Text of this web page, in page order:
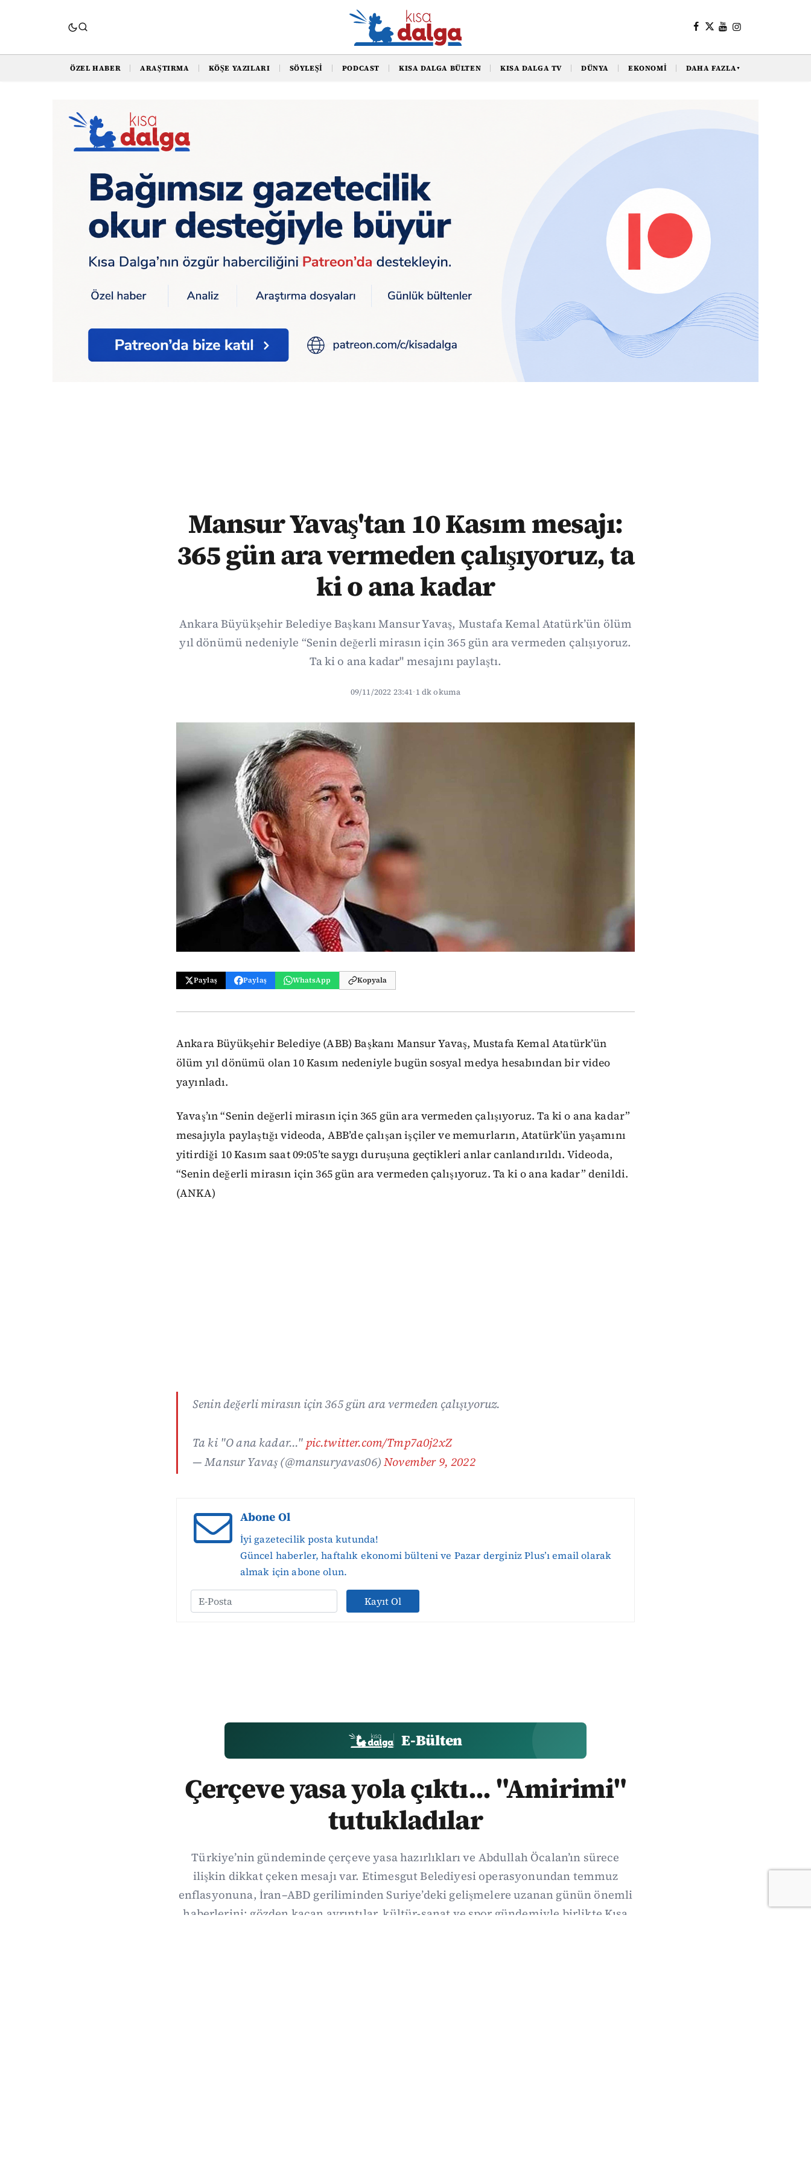
ÖZEL HABER ARAŞTIRMA KÖŞE YAZILARI SÖYLEŞI PODCAST KISA DALGA BÜLTEN KISA DALGA TV DÜNYA EKONOMI DAHA FAZLA▼
Mansur Yavaş'tan 10 Kasım mesajı:
365 gün ara vermeden çalışıyoruz, ta
ki o ana kadar
Ankara Büyükşehir Belediye Başkanı Mansur Yavaş, Mustafa Kemal Atatürk’ün ölüm
yıl dönümü nedeniyle “Senin değerli mirasın için 365 gün ara vermeden çalışıyoruz.
Ta ki o ana kadar" mesajını paylaştı.
09/11/2022 23:41·1 dk okuma
Paylaş Paylaş WhatsApp Kopyala
Ankara Büyükşehir Belediye (ABB) Başkanı Mansur Yavaş, Mustafa Kemal Atatürk’ün
ölüm yıl dönümü olan 10 Kasım nedeniyle bugün sosyal medya hesabından bir video
yayınladı.
Yavaş’ın “Senin değerli mirasın için 365 gün ara vermeden çalışıyoruz. Ta ki o ana kadar”
mesajıyla paylaştığı videoda, ABB’de çalışan işçiler ve memurların, Atatürk’ün yaşamını
yitirdiği 10 Kasım saat 09:05’te saygı duruşuna geçtikleri anlar canlandırıldı. Videoda,
“Senin değerli mirasın için 365 gün ara vermeden çalışıyoruz. Ta ki o ana kadar” denildi.
(ANKA)
Senin değerli mirasın için 365 gün ara vermeden çalışıyoruz.
Ta ki "O ana kadar..." pic.twitter.com/Tmp7a0j2xZ
— Mansur Yavaş (@mansuryavas06)November 9, 2022
Abone Ol
İyi gazetecilik posta kutunda!
Güncel haberler, haftalık ekonomi bülteni ve Pazar derginiz Plus’ı email olarak
almak için abone olun.
Kayıt Ol
E-Bülten
Çerçeve yasa yola çıktı... "Amirimi"
tutukladılar
Türkiye’nin gündeminde çerçeve yasa hazırlıkları ve Abdullah Öcalan’ın sürece
ilişkin dikkat çeken mesajı var. Etimesgut Belediyesi operasyonundan temmuz
enflasyonuna, İran–ABD geriliminden Suriye’deki gelişmelere uzanan günün önemli
haberlerini; gözden kaçan ayrıntılar, kültür-sanat ve spor gündemiyle birlikte Kısa